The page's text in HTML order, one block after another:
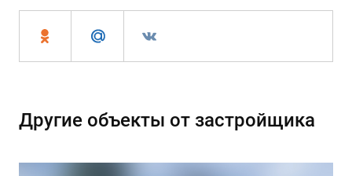
Другие объекты от застройщика